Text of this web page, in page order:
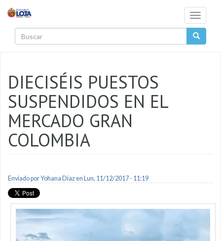
Toggle
DIECISÉIS PUESTOS
SUSPENDIDOS EN EL
MERCADO GRAN
COLOMBIA
Enviado porYohana Diazen Lun, 11/12/2017 - 11:19